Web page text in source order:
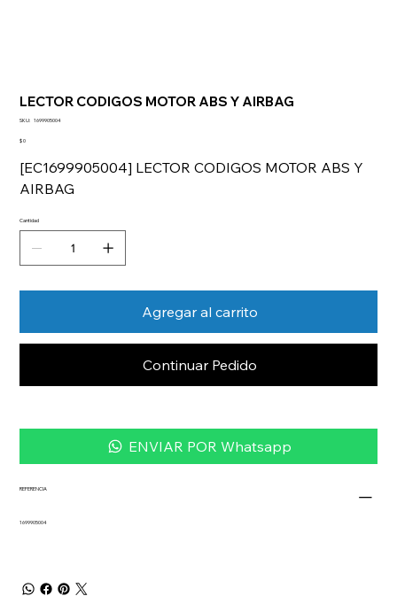
LECTOR CODIGOS MOTOR ABS Y AIRBAG
SKU: SKU
1699905004
Precio
$ 0
[EC1699905004] LECTOR CODIGOS MOTOR ABS Y
AIRBAG
Cantidad
Agregar al carrito
Continuar Pedido
ENVIAR POR Whatsapp
REFERENCIA
1699905004